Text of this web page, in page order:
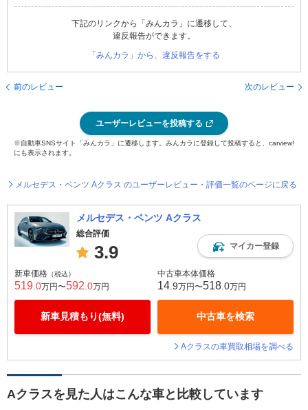
下記のリンクから「みんカラ」に遷移して、
違反報告ができます。
「みんカラ」から、違反報告をする
前のレビュー 次のレビュー
ユーザーレビューを投稿する
※自動車SNSサイト「みんカラ」に遷移します。みんカラに登録して投稿すると、carview!
にも表示されます。
メルセデス・ベンツ Aクラス のユーザーレビュー・評価一覧のページに戻る
メルセデス・ベンツ Aクラス
総合評価
3.9 マイカー登録
新車価格 （税込）
519 .0万円〜592 .0万円
新車見積もり(無料)
中古車本体価格
14 .9万円〜518 .0万円
中古車を検索
Aクラスの車買取相場を調べる
Aクラスを見た人はこんな車と比較しています